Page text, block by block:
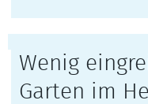
Wenig
Garten im